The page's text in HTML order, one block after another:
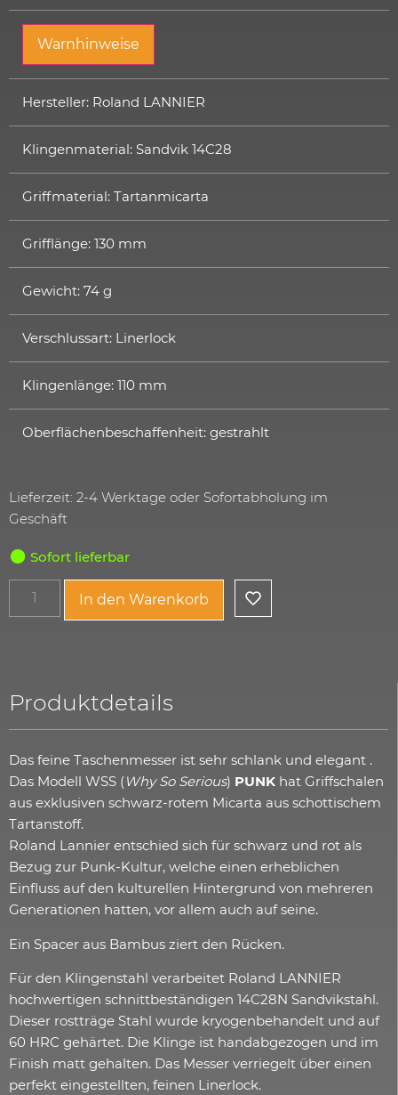
Warnhinweise
Hersteller: Roland LANNIER
Klingenmaterial: Sandvik 14C28
Griffmaterial: Tartanmicarta
Grifflänge: 130 mm
Gewicht: 74 g
Verschlussart: Linerlock
Klingenlänge: 110 mm
Oberflächenbeschaffenheit: gestrahlt
Lieferzeit: 2-4 Werktage oder Sofortabholung im
Geschäft
Sofort lieferbar
In den Warenkorb
Produktdetails
Das feine Taschenmesser ist sehr schlank und elegant .
Das Modell WSS ( Why So Serious) PUNK hat Griffschalen
aus exklusiven schwarz-rotem Micarta aus schottischem
Tartanstoff.
Roland Lannier entschied sich für schwarz und rot als
Bezug zur Punk-Kultur, welche einen erheblichen
Einfluss auf den kulturellen Hintergrund von mehreren
Generationen hatten, vor allem auch auf seine.
Ein Spacer aus Bambus ziert den Rücken.
Für den Klingenstahl verarbeitet Roland LANNIER
hochwertigen schnittbeständigen 14C28N Sandvikstahl.
Dieser rostträge Stahl wurde kryogenbehandelt und auf
60 HRC gehärtet. Die Klinge ist handabgezogen und im
Finish matt gehalten. Das Messer verriegelt über einen
perfekt eingestellten, feinen Linerlock.